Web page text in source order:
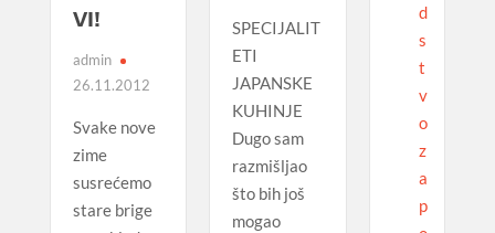
VI!
admin
26.11.2012
Svake nove
zime
susrećemo
stare brige
SPECIJALIT
ETI
JAPANSKE
KUHINJE
Dugo sam
razmišljao
što bih još
mogao
d
s
t
v
o
z
a
p